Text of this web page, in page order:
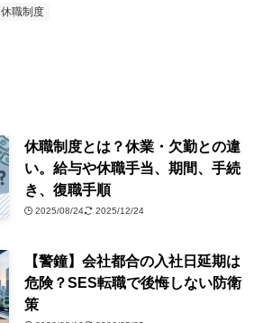
休職制度
休職制度とは？休業・欠勤との違
い。給与や休職手当、期間、手続
き、復職手順
2025/08/24 2025/12/24
【警鐘】会社都合の入社日延期は
危険？SES転職で後悔しない防衛
策